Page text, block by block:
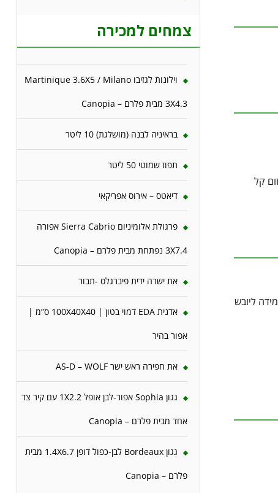
קל
ליובש
צמחים למכירה
וילונות לגזיבו Martinique 3.6X5 / Milano
3X4.3 מבית פלרם – Canopia
בראיניה לבנה (מושלגת) 10 ליטר
תפוז שמוטי 50 ליטר
דיאטס – אירוס אפריקאי
פרגולת אלומיניום Sierra Cabrio אפורה
3X7.4 נפתחת מבית פלרם – Canopia
את ישרה ידית פיברגלס -תבור
אדנית EDA דמוי בטון | 100X40X40 ס”מ |
אפור בהיר
את חפירה ראש ישר AS-D – WOLF
גגון Sophia אפור-לבן אופל 1X2.2 עם קיר צד
אחד מבית פלרם – Canopia
גגון Bordeaux לבן-כפול דופן 1.4X6.7 מבית
פלרם – Canopia